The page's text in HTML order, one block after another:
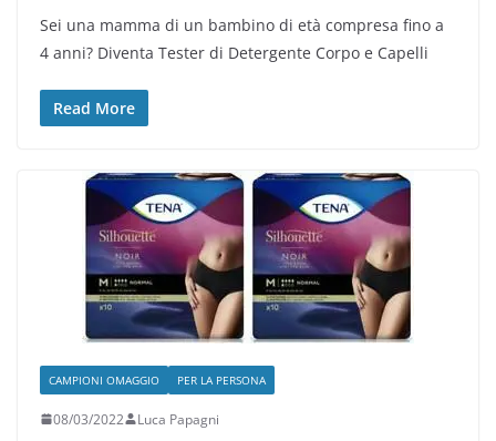
Sei una mamma di un bambino di età compresa fino a
4 anni? Diventa Tester di Detergente Corpo e Capelli
Read More
CAMPIONI OMAGGIO PER LA PERSONA
08/03/2022 Luca Papagni